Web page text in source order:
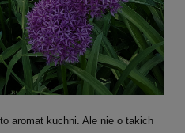
aromat kuchni. Ale nie o takich